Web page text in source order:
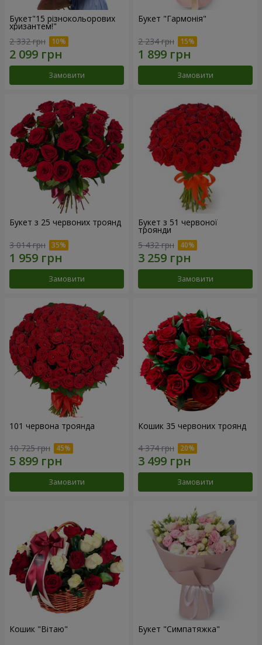
Букет"15 різнокольорових
хризантем!"
2 332 грн
Замовити
Букет "Гармонія"
2 234 грн
Замовити
Букет з 25 червоних троянд
3 014 грн
Замовити
Букет з 51 червоної
троянди
5 432 грн
Замовити
101 червона троянда
10 725 грн
Замовити
Кошик 35 червоних троянд
4 374 грн
Замовити
Кошик "Вітаю" Букет "Симпатяжка"